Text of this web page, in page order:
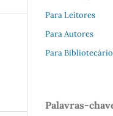
Para Leitores
Para Autores
Para
Palavras-